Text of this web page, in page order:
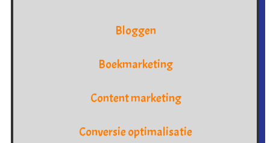
Bloggen
Boekmarketing
Content marketing
Conversie optimalisatie